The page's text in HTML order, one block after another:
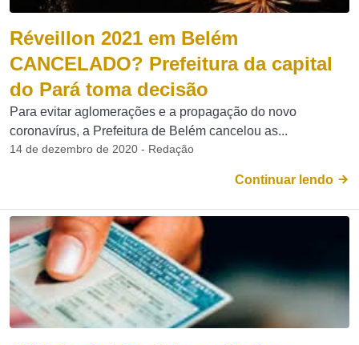
Réveillon 2021 em Belém
CANCELADO? Prefeitura da capital
do Pará toma decisão
Para evitar aglomerações e a propagação do novo
coronavírus, a Prefeitura de Belém cancelou as...
14 de dezembro de 2020 - Redação
Continuar lendo